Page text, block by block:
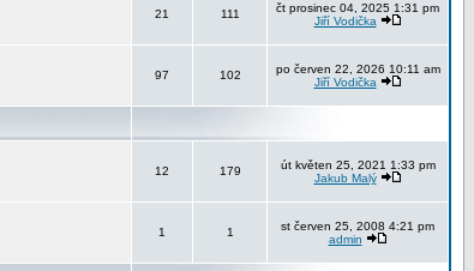
21 111
čt prosinec 04, 2025 1:31 pm
Jiří Vodička
97 102
po červen 22, 2026 10:11 am
Jiří Vodička
12 179
út květen 25, 2021 1:33 pm
Jakub Malý
1 1
st červen 25, 2008 4:21 pm
admin